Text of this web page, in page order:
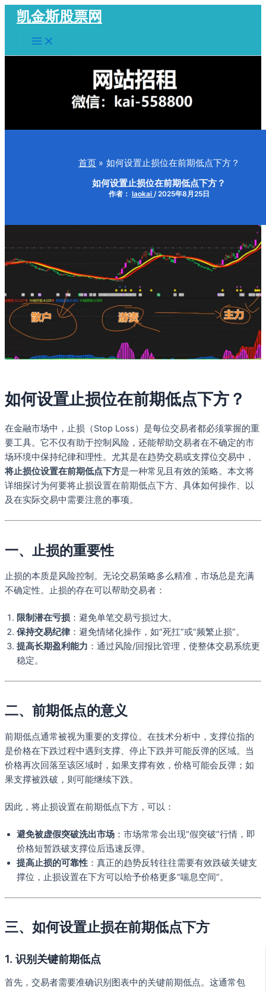
容
凯金斯股票网
Main
Menu
首页 如何设置止损位在前期低点下方？
如何设置止损位在前期低点下方？
作者： laokai /2025年8月25日
如何设置止损位在前期低点下方？
在金融市场中，止损（Stop Loss）是每位交易者都必须掌握的重
要工具。它不仅有助于控制风险，还能帮助交易者在不确定的市
场环境中保持纪律和理性。尤其是在趋势交易或支撑位交易中，
将止损位设置在前期低点下方是一种常见且有效的策略。本文将
详细探讨为何要将止损设置在前期低点下方、具体如何操作、以
及在实际交易中需要注意的事项。
一、止损的重要性
止损的本质是风险控制。无论交易策略多么精准，市场总是充满
不确定性。止损的存在可以帮助交易者：
限制潜在亏损 ：避免单笔交易亏损过大。
保持交易纪律 ：避免情绪化操作，如“死扛”或“频繁止损”。
提高长期盈利能力 ：通过风险/回报比管理，使整体交易系统更
稳定。
二、前期低点的意义
前期低点通常被视为重要的支撑位。在技术分析中，支撑位指的
是价格在下跌过程中遇到支撑、停止下跌并可能反弹的区域。当
价格再次回落至该区域时，如果支撑有效，价格可能会反弹；如
果支撑被跌破，则可能继续下跌。
因此，将止损设置在前期低点下方，可以：
避免被虚假突破洗出市场 ：市场常常会出现“假突破”行情，即
价格短暂跌破支撑位后迅速反弹。
提高止损的可靠性 ：真正的趋势反转往往需要有效跌破关键支
撑位，止损设置在下方可以给予价格更多“喘息空间”。
三、如何设置止损在前期低点下方
1. 识别关键前期低点
首先，交易者需要准确识别图表中的关键前期低点。这通常包